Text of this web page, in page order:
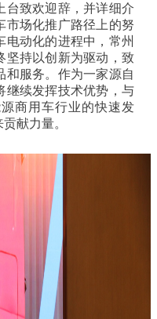
台致欢迎辞，并详细介
市场化推广路径上的努
电动化的进程中，常州
坚持以创新为驱动，致
和服务。作为一家源自
继续发挥技术优势，与
商用车行业的快速发
献力量。